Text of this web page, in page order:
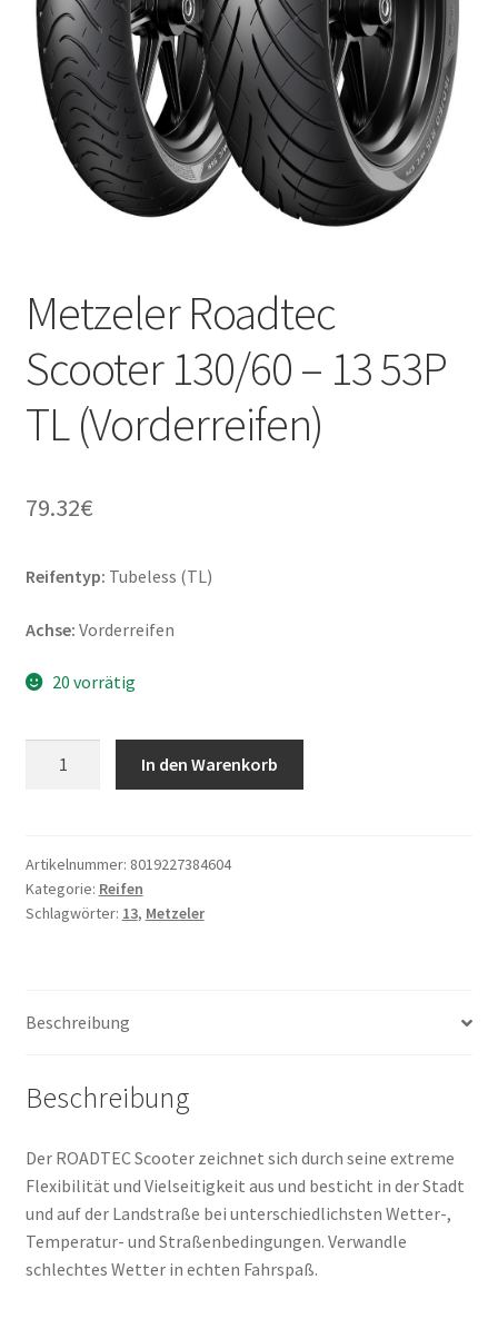
Metzeler Roadtec
Scooter 130/60 – 13 53P
TL (Vorderreifen)
79.32€
Reifentyp: Tubeless (TL)
Achse: Vorderreifen
20 vorrätig
-
13
53P
In den Warenkorb
Artikelnummer: 8019227384604
Kategorie: Reifen
Schlagwörter: 13, Metzeler
Beschreibung
Beschreibung
Der ROADTEC Scooter zeichnet sich durch seine extreme
Flexibilität und Vielseitigkeit aus und besticht in der Stadt
und auf der Landstraße bei unterschiedlichsten Wetter-,
Temperatur- und Straßenbedingungen. Verwandle
schlechtes Wetter in echten Fahrspaß.